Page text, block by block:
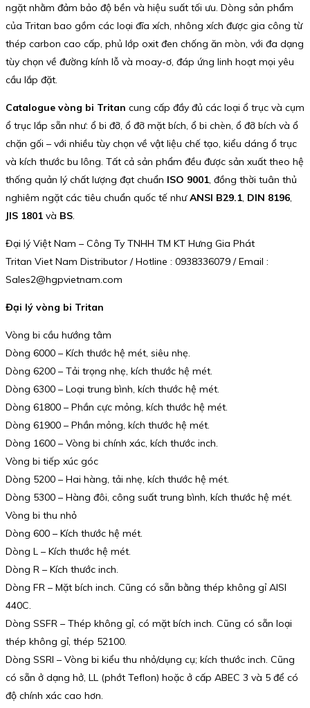
ngặt nhằm đảm bảo độ bền và hiệu suất tối ưu. Dòng sản phẩm
của Tritan bao gồm các loại đĩa xích, nhông xích được gia công từ
thép carbon cao cấp, phủ lớp oxit đen chống ăn mòn, với đa dạng
tùy chọn về đường kính lỗ và moay-ơ, đáp ứng linh hoạt mọi yêu
cầu lắp đặt.
Catalogue vòng bi Tritan cung cấp đầy đủ các loại ổ trục và cụm
ổ trục lắp sẵn như: ổ bi đỡ, ổ đỡ mặt bích, ổ bi chèn, ổ đỡ bích và ổ
chặn gối – với nhiều tùy chọn về vật liệu chế tạo, kiểu dáng ổ trục
và kích thước bu lông. Tất cả sản phẩm đều được sản xuất theo hệ
thống quản lý chất lượng đạt chuẩn ISO 9001, đồng thời tuân thủ
nghiêm ngặt các tiêu chuẩn quốc tế nhưANSI B29.1, DIN 8196,
JIS 1801 và BS.
Đại lý Việt Nam – Công Ty TNHH TM KT Hưng Gia Phát
Tritan Viet Nam Distributor / Hotline : 0938336079 / Email :
Sales2@hgpvietnam.com
Đại lý vòng bi Tritan
Vòng bi cầu hướng tâm
Dòng 6000 – Kích thước hệ mét, siêu nhẹ.
Dòng 6200 – Tải trọng nhẹ, kích thước hệ mét.
Dòng 6300 – Loại trung bình, kích thước hệ mét.
Dòng 61800 – Phần cực mỏng, kích thước hệ mét.
Dòng 61900 – Phần mỏng, kích thước hệ mét.
Dòng 1600 – Vòng bi chính xác, kích thước inch.
Vòng bi tiếp xúc góc
Dòng 5200 – Hai hàng, tải nhẹ, kích thước hệ mét.
Dòng 5300 – Hàng đôi, công suất trung bình, kích thước hệ mét.
Vòng bi thu nhỏ
Dòng 600 – Kích thước hệ mét.
Dòng L – Kích thước hệ mét.
Dòng R – Kích thước inch.
Dòng FR – Mặt bích inch. Cũng có sẵn bằng thép không gỉ AISI
440C.
Dòng SSFR – Thép không gỉ, có mặt bích inch. Cũng có sẵn loại
thép không gỉ, thép 52100.
Dòng SSRI – Vòng bi kiểu thu nhỏ/dụng cụ; kích thước inch. Cũng
có sẵn ở dạng hở, LL (phớt Teflon) hoặc ở cấp ABEC 3 và 5 để có
độ chính xác cao hơn.